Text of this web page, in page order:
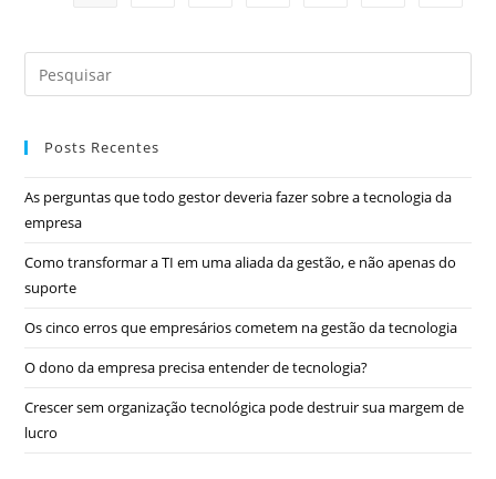
Posts Recentes
As perguntas que todo gestor deveria fazer sobre a tecnologia da
empresa
Como transformar a TI em uma aliada da gestão, e não apenas do
suporte
Os cinco erros que empresários cometem na gestão da tecnologia
O dono da empresa precisa entender de tecnologia?
Crescer sem organização tecnológica pode destruir sua margem de
lucro